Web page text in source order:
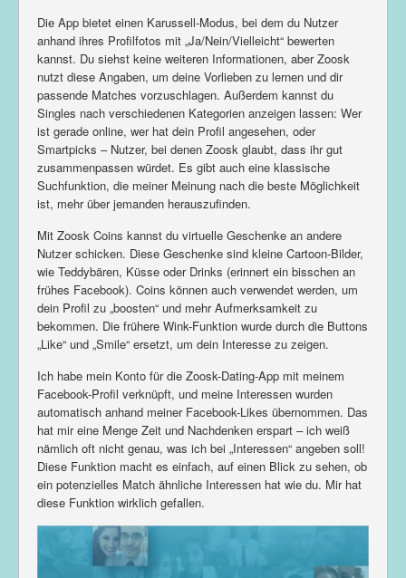
Die App bietet einen Karussell-Modus, bei dem du Nutzer
anhand ihres Profilfotos mit „Ja/Nein/Vielleicht“ bewerten
kannst. Du siehst keine weiteren Informationen, aber Zoosk
nutzt diese Angaben, um deine Vorlieben zu lernen und dir
passende Matches vorzuschlagen. Außerdem kannst du
Singles nach verschiedenen Kategorien anzeigen lassen: Wer
ist gerade online, wer hat dein Profil angesehen, oder
Smartpicks – Nutzer, bei denen Zoosk glaubt, dass ihr gut
zusammenpassen würdet. Es gibt auch eine klassische
Suchfunktion, die meiner Meinung nach die beste Möglichkeit
ist, mehr über jemanden herauszufinden.
Mit Zoosk Coins kannst du virtuelle Geschenke an andere
Nutzer schicken. Diese Geschenke sind kleine Cartoon-Bilder,
wie Teddybären, Küsse oder Drinks (erinnert ein bisschen an
frühes Facebook). Coins können auch verwendet werden, um
dein Profil zu „boosten“ und mehr Aufmerksamkeit zu
bekommen. Die frühere Wink-Funktion wurde durch die Buttons
„Like“ und „Smile“ ersetzt, um dein Interesse zu zeigen.
Ich habe mein Konto für die Zoosk-Dating-App mit meinem
Facebook-Profil verknüpft, und meine Interessen wurden
automatisch anhand meiner Facebook-Likes übernommen. Das
hat mir eine Menge Zeit und Nachdenken erspart – ich weiß
nämlich oft nicht genau, was ich bei „Interessen“ angeben soll!
Diese Funktion macht es einfach, auf einen Blick zu sehen, ob
ein potenzielles Match ähnliche Interessen hat wie du. Mir hat
diese Funktion wirklich gefallen.